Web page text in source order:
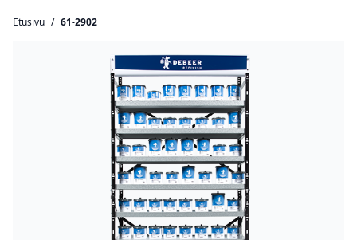
Etusivu / 61-2902